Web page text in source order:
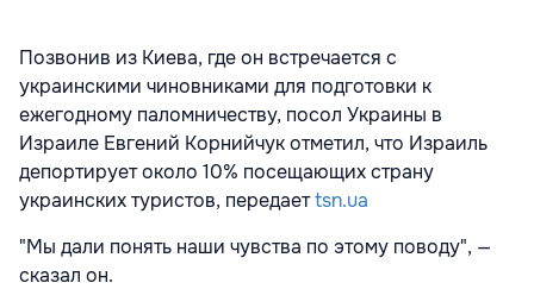
Позвонив из Киева, где он встречается с
украинскими чиновниками для подготовки к
ежегодному паломничеству, посол Украины в
Израиле Евгений Корнийчук отметил, что Израиль
депортирует около 10% посещающих страну
украинских туристов, передаетtsn.ua
"Мы дали понять наши чувства по этому поводу", —
сказал он.